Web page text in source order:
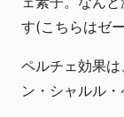
す(こちらはゼ
ペルチェ効果
ン・シャルル・